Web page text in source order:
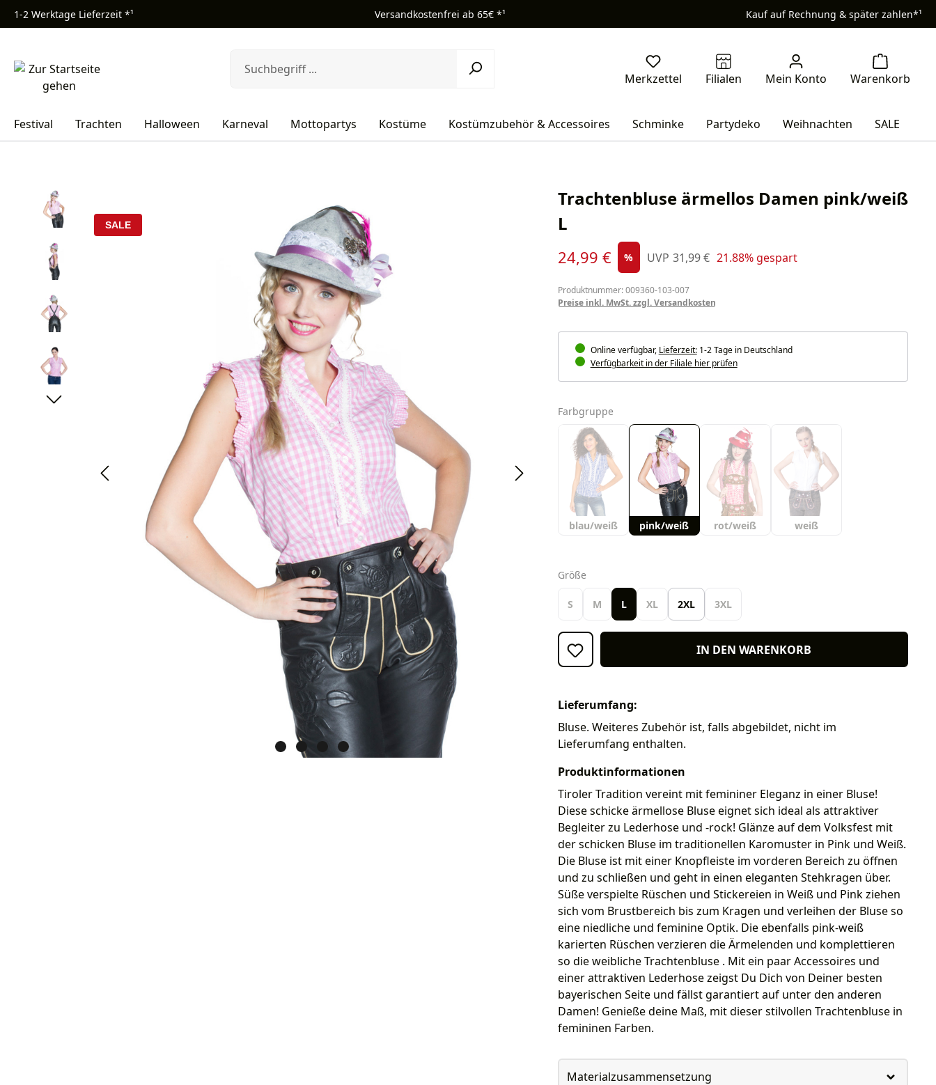
Hauptinhalt springen
Zur Suche springen
Zur Hauptnavigation springen
1-2 Werktage Lieferzeit *¹ Versandkostenfrei ab 65€ *¹ Kauf auf Rechnung & später zahlen*¹
Festival Trachten Halloween Karneval Mottopartys Kostüme Kostümzubehör & Accessoires Schminke Partydeko Weihnachten SALE
Bildergalerie überspringen
SALE
Trachtenbluse ärmellos Damen pink/weiß
L
Verkaufspreis:
24,99 € % UVP
Regulärer Preis:
31,99 € 21.88% gespart
Produktnummer: 009360-103-007
Preise inkl. MwSt. zzgl. Versandkosten
Online verfügbar, Lieferzeit:1-2 Tage in Deutschland
Verfügbarkeit in der Filiale hier prüfen
Farbgruppeauswählen
blau/weiß pink/weiß rot/weiß weiß
Größeauswählen
S M L XL 2XL 3XL
IN DEN WARENKORB
Lieferumfang:
Bluse. Weiteres Zubehör ist, falls abgebildet, nicht im
Lieferumfang enthalten.
Produktinformationen
Tiroler Tradition vereint mit femininer Eleganz in einer Bluse!
Diese schicke ärmellose Bluse eignet sich ideal als attraktiver
Begleiter zu Lederhose und -rock! Glänze auf dem Volksfest mit
der schicken Bluse im traditionellen Karomuster in Pink und Weiß.
Die Bluse ist mit einer Knopfleiste im vorderen Bereich zu öffnen
und zu schließen und geht in einen eleganten Stehkragen über.
Süße verspielte Rüschen und Stickereien in Weiß und Pink ziehen
sich vom Brustbereich bis zum Kragen und verleihen der Bluse so
eine niedliche und feminine Optik. Die ebenfalls pink-weiß
karierten Rüschen verzieren die Ärmelenden und komplettieren
so die weibliche Trachtenbluse . Mit ein paar Accessoires und
einer attraktiven Lederhose zeigst Du Dich von Deiner besten
bayerischen Seite und fällst garantiert auf unter den anderen
Damen! Genieße deine Maß, mit dieser stilvollen Trachtenbluse in
femininen Farben.
Materialzusammensetzung